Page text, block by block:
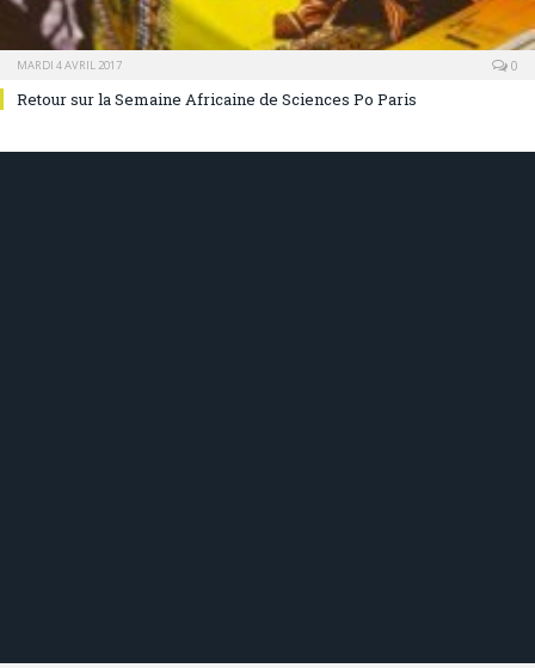
MARDI 4 AVRIL 2017 0
Retour sur la Semaine Africaine de Sciences Po Paris